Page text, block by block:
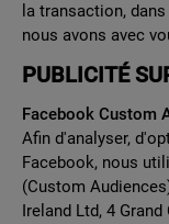
la transaction,
nous avons avec
PUBLICITÉ
Facebook Custom
Afin d'analyser,
Facebook, nous
(Custom
Ireland Ltd, 4